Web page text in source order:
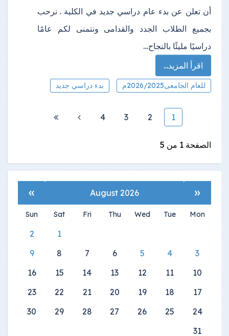
أن تعلن عن بدء عام دراسي جديد في الكلية . نرحب
بجميع الطلاب الجدد والقدامى ونتمنى لكم عامًا
دراسيًا مليئًا بالنجاح…
اقرأ المزيد...
للعام الجامعى2026/2025م بدء دراسي جديد
1
2
3
4
الصفحة 1 من 5
«
August 2026
»
Mon
Tue
Wed
Thu
Fri
Sat
Sun
1
2
3
4
5
6
7
8
9
10
11
12
13
14
15
16
17
18
19
20
21
22
23
24
25
26
27
28
29
30
31